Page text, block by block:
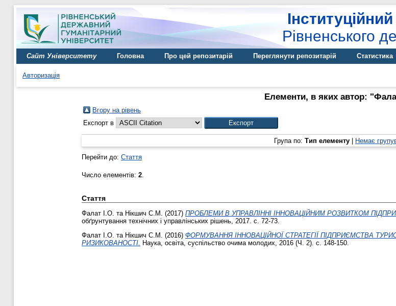
Рівненського
Сайт Університету Головна Про цей репозитарій Переглянути репозитарій Статистика
Авторизація
Елементи, в яких автор: "
Вгору на рівень
Експорт в
Група по: Тип елементу Немає
Перейти до: Стаття
Число елементів: 2.
Стаття
Фалат І.О. та Нікшич С.М. (2017) ПРОБЛЕМИ В УПРАВЛІННІ ІННОВАЦІЙНИМ РОЗВИТКОМ
обґрунтування технічних і управлінських рішень, 2017. с. 72-73.
Фалат І.О. та Нікшич С.М. (2016) ФОРМУВАННЯ ІННОВАЦІЙНОЇ СТРАТЕГІЇ ПІДПРИЄМСТВА
РИЗИКОВАНОСТІ. Наука, освіта, суспільство очима молодих, 2016 (Ч. 2). с. 148-150.